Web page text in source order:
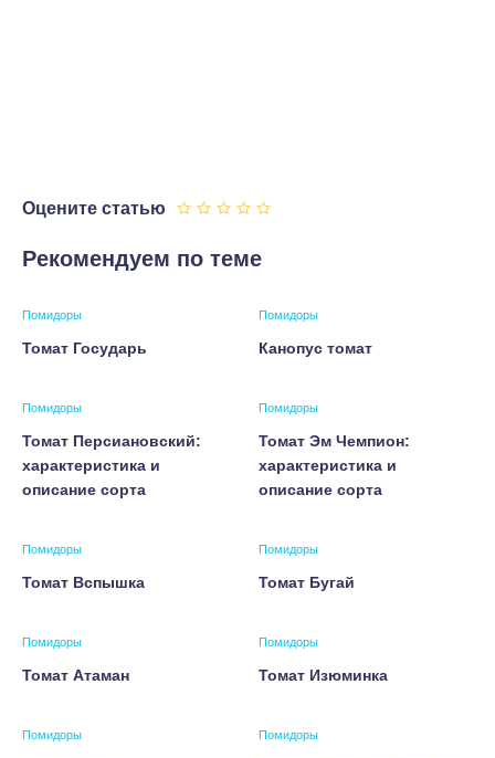
Оцените статью
Рекомендуем по теме
Помидоры
Томат Государь
Помидоры
Канопус томат
Помидоры
Томат Персиановский:
характеристика и
описание сорта
Помидоры
Томат Эм Чемпион:
характеристика и
описание сорта
Помидоры
Томат Вспышка
Помидоры
Томат Бугай
Помидоры
Томат Атаман
Помидоры
Томат Изюминка
Помидоры Помидоры